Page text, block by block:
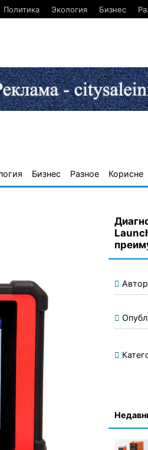
Политика Экология Бизнес
Бизнес Разное Корисне